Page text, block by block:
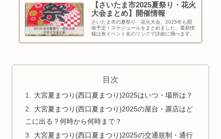
【さいたま市2025夏祭り・花火
大会まとめ】開催情報
さいたま市の夏祭り・花火大会、2025年も開
催予定！スケジュールをまとめました。最新情
報は各イベント名のリンクで詳細に飛べます。
目次
大宮夏まつり(西口夏まつり)2025はいつ・場所は？
大宮夏まつり(西口夏まつり)2025の屋台・露店はど
こに出る？何時から何時まで？
大宮夏まつり(西口夏まつり)2025の交通規制・通行